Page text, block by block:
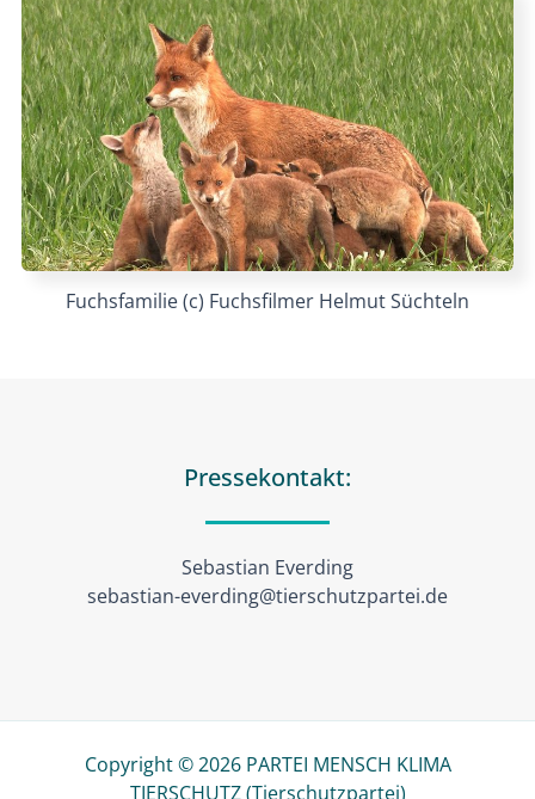
Fuchsfamilie (c) Fuchsfilmer Helmut Süchteln
Pressekontakt:
Sebastian Everding
sebastian-everding@tierschutzpartei.de
Copyright © 2026 PARTEI MENSCH KLIMA
TIERSCHUTZ (Tierschutzpartei)